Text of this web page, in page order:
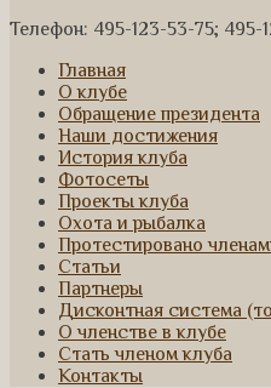
Телефон: 495-123-53-75; 495-
Главная
О клубе
Обращение президента
Наши достижения
История клуба
Фотосеты
Проекты клуба
Охота и рыбалка
Протестировано
Статьи
Партнеры
Дисконтная система
О членстве в клубе
Стать членом клуба
Контакты